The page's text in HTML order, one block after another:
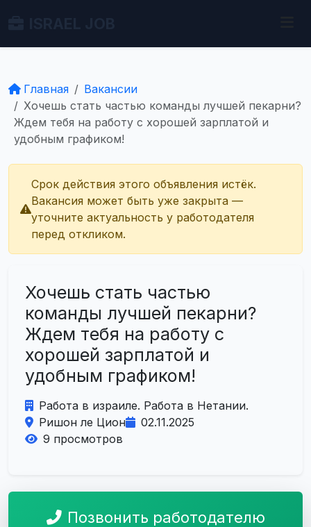
Главная
Вакансии
Хочешь стать частью команды лучшей пекарни?
Ждем тебя на работу с хорошей зарплатой и
удобным графиком!
Срок действия этого объявления истёк.
Вакансия может быть уже закрыта —
уточните актуальность у работодателя
перед откликом.
Хочешь стать частью
команды лучшей пекарни?
Ждем тебя на работу с
хорошей зарплатой и
удобным графиком!
Работа в израиле. Работа в Нетании.
Ришон ле Цион
02.11.2025
9 просмотров
Позвонить работодателю